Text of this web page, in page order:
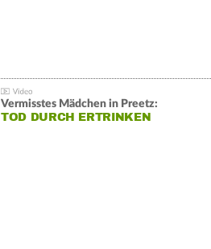
Vermisstes Mädchen in Preetz:
TOD DURCH ERTRINKEN